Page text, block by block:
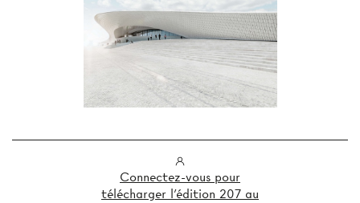
Connectez-vous pour
télécharger l'édition 207 au